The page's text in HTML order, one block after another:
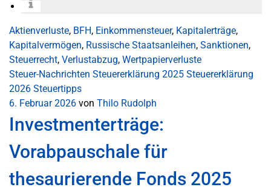
Aktienverluste, BFH, Einkommensteuer, Kapitalerträge,
Kapitalvermögen, Russische Staatsanleihen, Sanktionen,
Steuerrecht, Verlustabzug, Wertpapierverluste
Steuer-Nachrichten Steuererklärung 2025 Steuererklärung
2026 Steuertipps
6. Februar 2026 von Thilo Rudolph
Investmenterträge:
Vorabpauschale für
thesaurierende Fonds 2025